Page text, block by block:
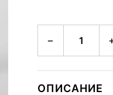
−
ОПИСАНИЕ